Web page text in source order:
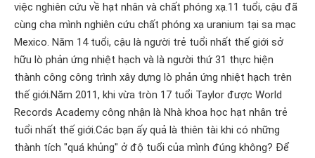
việc nghiên cứu về hạt nhân và chất phóng xạ.11 tuổi, cậu đã
cùng cha mình nghiên cứu chất phóng xạ uranium tại sa mạc
Mexico. Năm 14 tuổi, cậu là người trẻ tuổi nhất thế giới sở
hữu lò phản ứng nhiệt hạch và là người thứ 31 thực hiện
thành công công trình xây dựng lò phản ứng nhiệt hạch trên
thế giới.Năm 2011, khi vừa tròn 17 tuổi Taylor được World
Records Academy công nhận là Nhà khoa học hạt nhân trẻ
tuổi nhất thế giới.Các bạn ấy quả là thiên tài khi có những
thành tích "quá khủng" ở độ tuổi của mình đúng không? Để